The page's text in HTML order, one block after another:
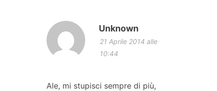
Unknown
21 Aprile 2014 alle
10:44
Ale, mi stupisci sempre di più,